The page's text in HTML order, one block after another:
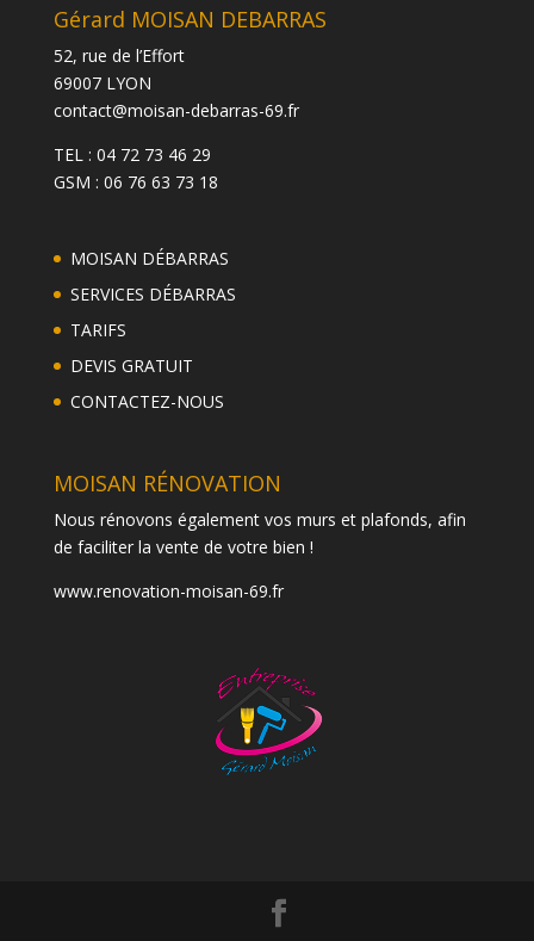
Gérard MOISAN DEBARRAS
52, rue de l’Effort
69007 LYON
contact@moisan-debarras-69.fr
TEL : 04 72 73 46 29
GSM : 06 76 63 73 18
MOISAN DÉBARRAS
SERVICES DÉBARRAS
TARIFS
DEVIS GRATUIT
CONTACTEZ-NOUS
MOISAN RÉNOVATION
Nous rénovons également vos murs et plafonds, afin
de faciliter la vente de votre bien !
www.renovation-moisan-69.fr